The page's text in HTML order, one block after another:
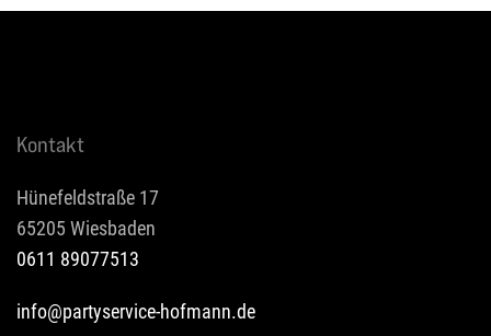
Kontakt
Hünefeldstraße 17
65205 Wiesbaden
0611 89077513
info@partyservice-hofmann.de